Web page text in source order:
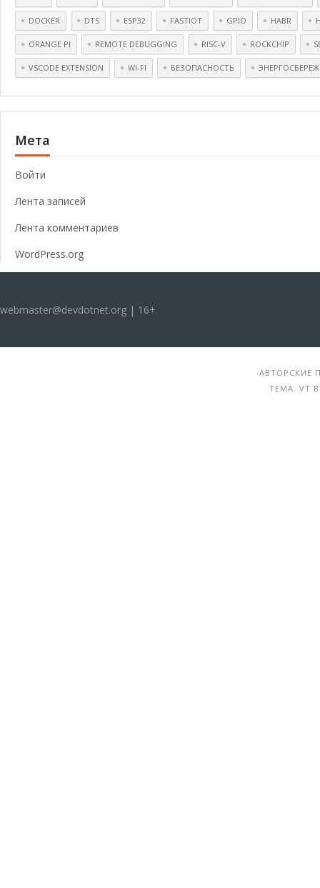
DOCKER DTS ESP32 FASTIOT GPIO HABR
ORANGE PI REMOTE DEBUGGING RISC-V ROCKCHIP
VSCODE EXTENSION WI-FI БЕЗОПАСНОСТЬ
Мета
Войти
Лента записей
Лента комментариев
WordPress.org
webmaster@devdotnet.org | 16+
АВТОРСКИЕ
ТЕМА: VT